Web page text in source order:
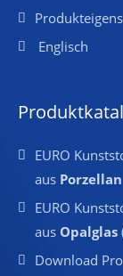
Englisch
EURO
aus Porzellan
EURO
aus Opalglas
Download